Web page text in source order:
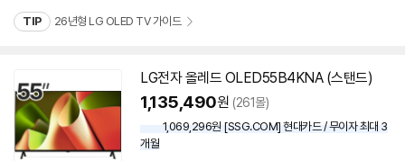
TIP 26년형 LG OLED TV 가이드
LG전자 올레드 OLED55B4KNA (스탠드)
1,135,490원 (261몰)
1,069,296원 [SSG.COM] 현대카드 / 무이자 최대 3
개월